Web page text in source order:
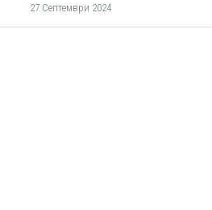
27 Септември 2024